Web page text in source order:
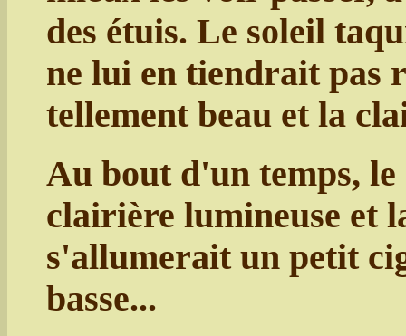
des étuis. Le soleil
ne lui en tiendrait pas
tellement beau et la
Au bout d'un temps, le
clairière lumineuse et
s'allumerait un petit
basse...